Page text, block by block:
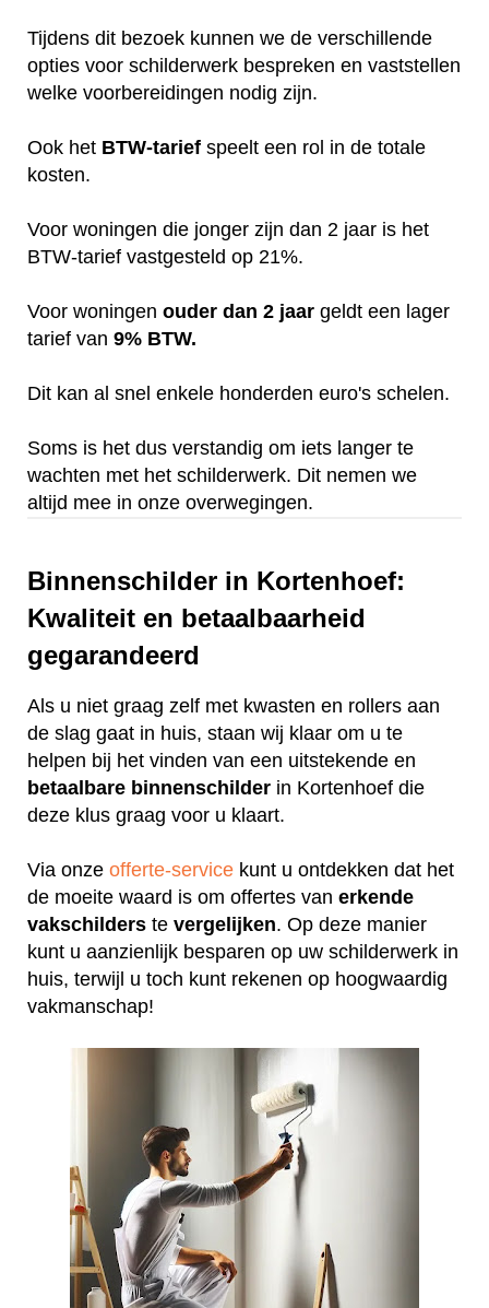
Tijdens dit bezoek kunnen we de verschillende
opties voor schilderwerk bespreken en vaststellen
welke voorbereidingen nodig zijn.
Ook het BTW-tarief speelt een rol in de totale
kosten.
Voor woningen die jonger zijn dan 2 jaar is het
BTW-tarief vastgesteld op 21%.
Voor woningen ouder dan 2 jaar geldt een lager
tarief van 9% BTW.
Dit kan al snel enkele honderden euro's schelen.
Soms is het dus verstandig om iets langer te
wachten met het schilderwerk. Dit nemen we
altijd mee in onze overwegingen.
Binnenschilder in Kortenhoef:
Kwaliteit en betaalbaarheid
gegarandeerd
Als u niet graag zelf met kwasten en rollers aan
de slag gaat in huis, staan wij klaar om u te
helpen bij het vinden van een uitstekende en
betaalbare binnenschilder in Kortenhoef die
deze klus graag voor u klaart.
Via onze offerte-service kunt u ontdekken dat het
de moeite waard is om offertes van erkende
vakschilders te vergelijken. Op deze manier
kunt u aanzienlijk besparen op uw schilderwerk in
huis, terwijl u toch kunt rekenen op hoogwaardig
vakmanschap!